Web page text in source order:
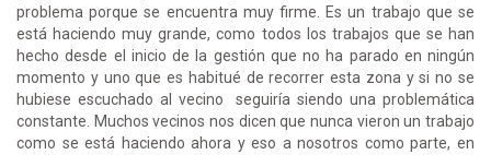
problema porque se encuentra muy firme. Es un trabajo que se
está haciendo muy grande, como todos los trabajos que se han
hecho desde el inicio de la gestión que no ha parado en ningún
momento y uno que es habitué de recorrer esta zona y si no se
hubiese escuchado al vecino seguiría siendo una problemática
constante. Muchos vecinos nos dicen que nunca vieron un trabajo
como se está haciendo ahora y eso a nosotros como parte, en